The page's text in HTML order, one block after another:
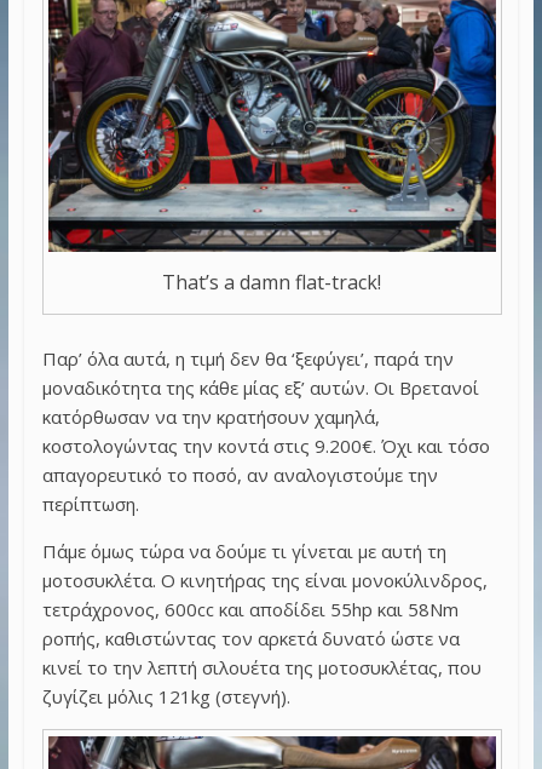
That’s a damn flat-track!
Παρ’ όλα αυτά, η τιμή δεν θα ‘ξεφύγει’, παρά την
μοναδικότητα της κάθε μίας εξ’ αυτών. Οι Βρετανοί
κατόρθωσαν να την κρατήσουν χαμηλά,
κοστολογώντας την κοντά στις 9.200€. Όχι και τόσο
απαγορευτικό το ποσό, αν αναλογιστούμε την
περίπτωση.
Πάμε όμως τώρα να δούμε τι γίνεται με αυτή τη
μοτοσυκλέτα. Ο κινητήρας της είναι μονοκύλινδρος,
τετράχρονος, 600cc και αποδίδει 55hp και 58Nm
ροπής, καθιστώντας τον αρκετά δυνατό ώστε να
κινεί το την λεπτή σιλουέτα της μοτοσυκλέτας, που
ζυγίζει μόλις 121kg (στεγνή).